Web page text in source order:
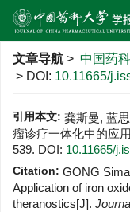
文章导航 > 中国药
> DOI: 10.11665/
引用本文: 龚斯曼, 蓝
瘤诊疗一体化中的应
539. DOI: 10.11665/
Citation: GONG
Application of iron
theranostics[J].